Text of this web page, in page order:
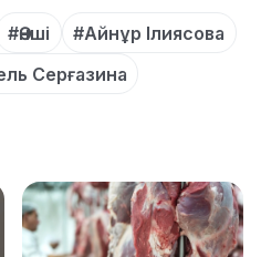
#Әнші
#Айнұр Ілиясова
Серғазина